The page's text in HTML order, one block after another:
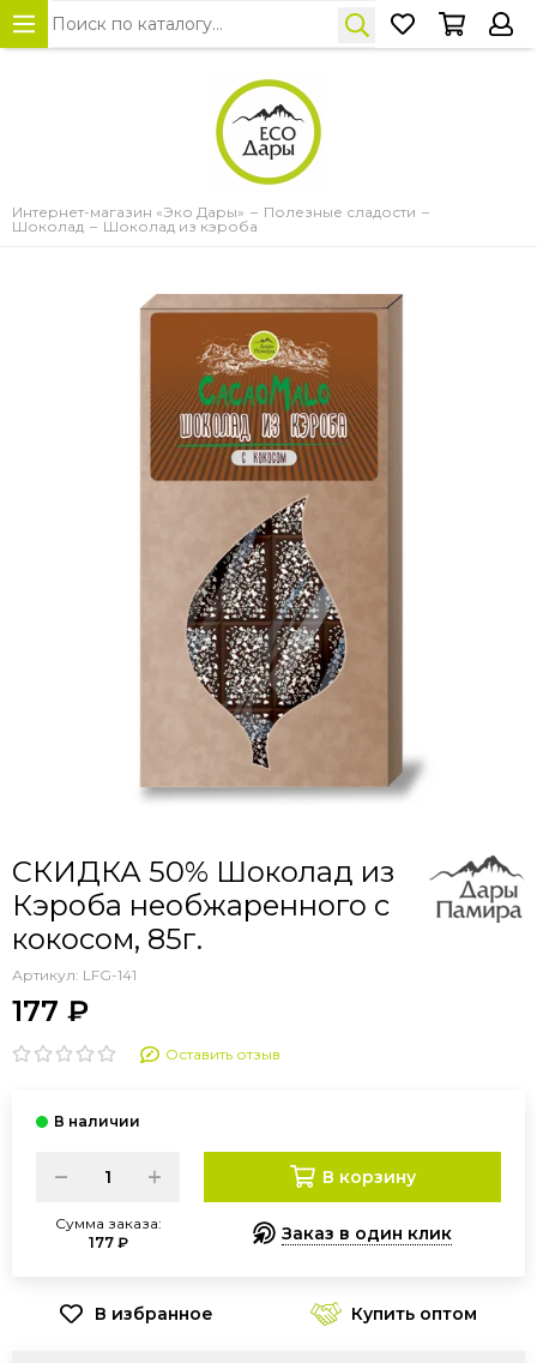
Интернет-магазин «Эко Дары»
Полезные сладости
Шоколад
Шоколад из кэроба
СКИДКА 50% Шоколад из
Кэроба необжаренного с
кокосом, 85г.
Артикул: LFG-141
177 ₽
Оставить отзыв
Сумма заказа:
177 ₽
В корзину
Заказ в один клик
Купить оптом